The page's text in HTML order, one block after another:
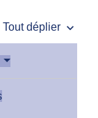
Tout déplier keyboard_arrow_down